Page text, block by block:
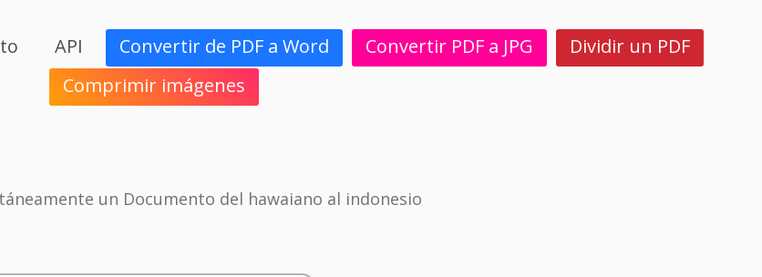
API Convertir de PDF a Word Convertir PDF a JPG
Dividir un PDF
Comprimir imágenes
un Documento del hawaiano al indonesio